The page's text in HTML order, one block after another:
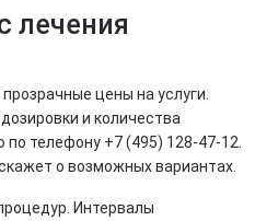
лечения
цены на услуги.
и количества
телефону +7 (495) 128-47-12.
о возможных вариантах.
Интервалы